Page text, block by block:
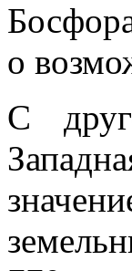
о
С